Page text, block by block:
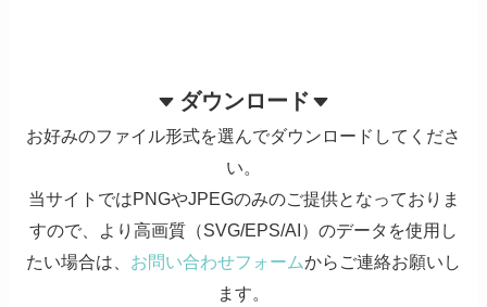
ダウンロード
お好みのファイル形式を選んでダウンロードしてくださ
い。
当サイトではPNGやJPEGのみのご提供となっておりま
すので、より高画質（SVG/EPS/AI）のデータを使用し
たい場合は、 お問い合わせフォームからご連絡お願いし
ます。